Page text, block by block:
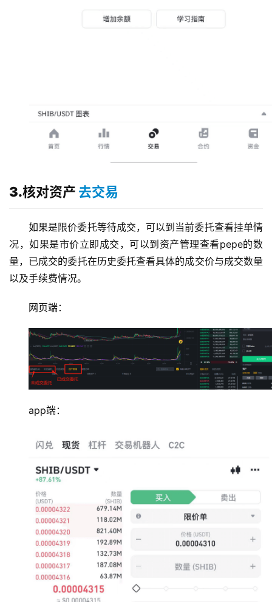
币
见
问
题
3.核对资产 去交易
如果是限价委托等待成交，可以到当前委托查看挂单情
况，如果是市价立即成交，可以到资产管理查看pepe的数
量，已成交的委托在历史委托查看具体的成交价与成交数量
以及手续费情况。
网页端：
app端：